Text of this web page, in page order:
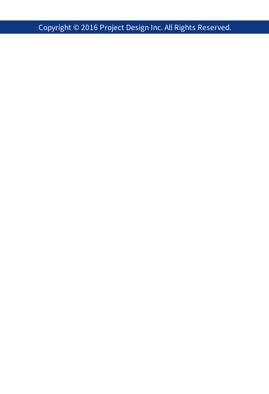
Copyright © 2016 Project Design Inc. All Rights Reserved.